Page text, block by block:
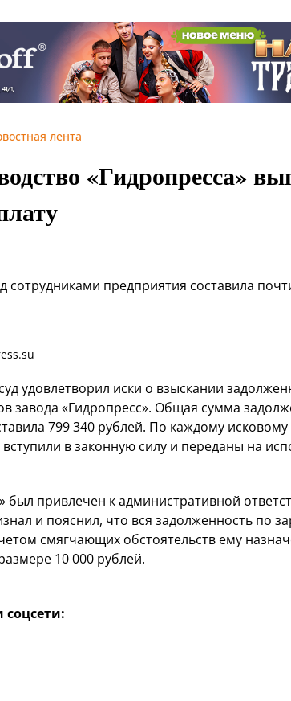
лента
«Гидропресса»
предприятия составила
удовлетворил иски о взыскании
завода «Гидропресс». Общая сумма
799 340 рублей. По каждому
в законную силу и переданы на
привлечен к административной
и пояснил, что вся задолженность по
смягчающих обстоятельств ему
10 000 рублей.